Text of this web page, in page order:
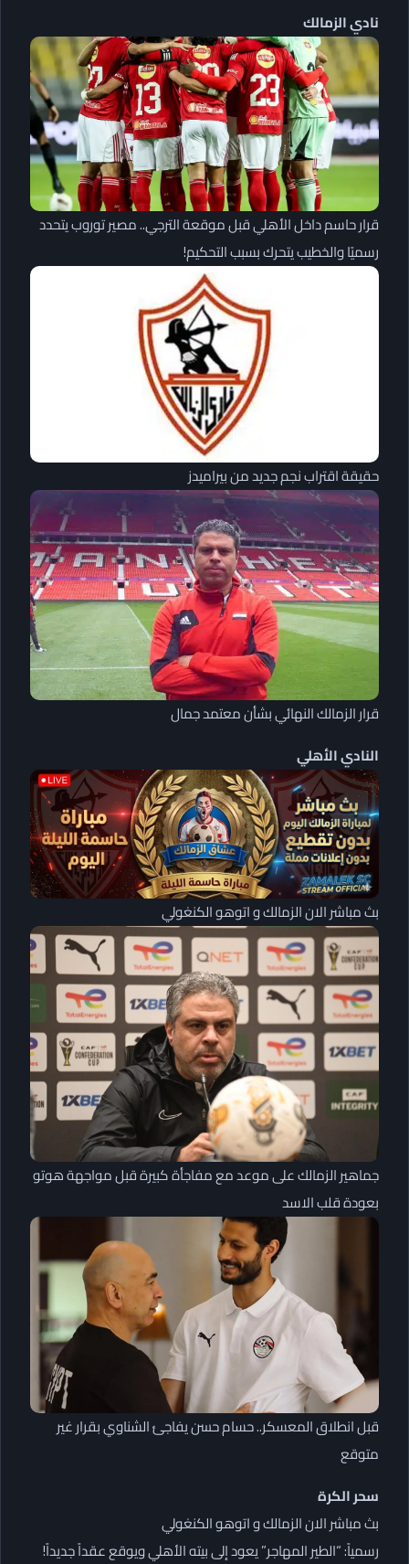
نادي الزمالك
قرار حاسم داخل الأهلي قبل موقعة الترجي.. مصير توروب يتحدد
رسميًا والخطيب يتحرك بسبب التحكيم!
حقيقة اقتراب نجم جديد من بيراميدز
قرار الزمالك النهائي بشأن معتمد جمال
النادي الأهلي
بث مباشر الان الزمالك و اتوهو الكنغولي
جماهير الزمالك على موعد مع مفاجأة كبيرة قبل مواجهة هوتو
بعودة قلب الاسد
قبل انطلاق المعسكر.. حسام حسن يفاجئ الشناوي بقرار غير
متوقع
سحر الكرة
بث مباشر الان الزمالك و اتوهو الكنغولي
رسمياً: “الطير المهاجر” يعود إلى بيته الأهلي ويوقع عقداً جديداً!